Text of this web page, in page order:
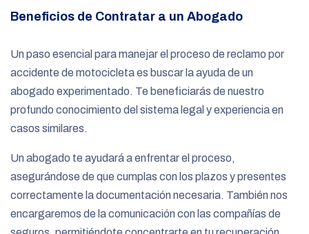
Beneficios de Contratar a un Abogado
Un paso esencial para manejar el proceso de reclamo por
accidente de motocicleta es buscar la ayuda de un
abogado experimentado. Te beneficiarás de nuestro
profundo conocimiento del sistema legal y experiencia en
casos similares.
Un abogado te ayudará a enfrentar el proceso,
asegurándose de que cumplas con los plazos y presentes
correctamente la documentación necesaria. También nos
encargaremos de la comunicación con las compañías de